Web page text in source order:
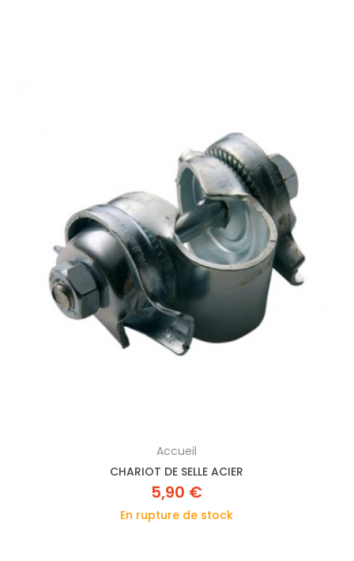
Accueil
CHARIOT DE SELLE ACIER
5,90 €
En rupture de stock